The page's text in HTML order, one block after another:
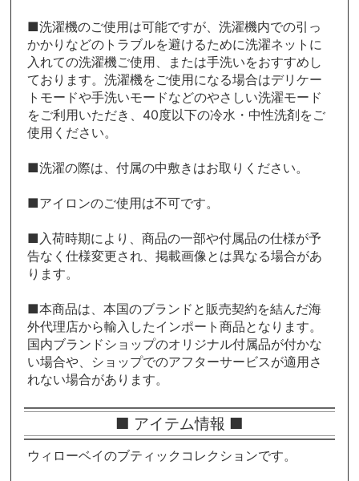
■洗濯機のご使用は可能ですが、洗濯機内での引っ
かかりなどのトラブルを避けるために洗濯ネットに
入れての洗濯機ご使用、または手洗いをおすすめし
ております。洗濯機をご使用になる場合はデリケー
トモードや手洗いモードなどのやさしい洗濯モード
をご利用いただき、40度以下の冷水・中性洗剤をご
使用ください。
■洗濯の際は、付属の中敷きはお取りください。
■アイロンのご使用は不可です。
■入荷時期により、商品の一部や付属品の仕様が予
告なく仕様変更され、掲載画像とは異なる場合があ
ります。
■本商品は、本国のブランドと販売契約を結んだ海
外代理店から輸入したインポート商品となります。
国内ブランドショップのオリジナル付属品が付かな
い場合や、ショップでのアフターサービスが適用さ
れない場合があります。
■ アイテム情報 ■
ウィローベイのブティックコレクションです。